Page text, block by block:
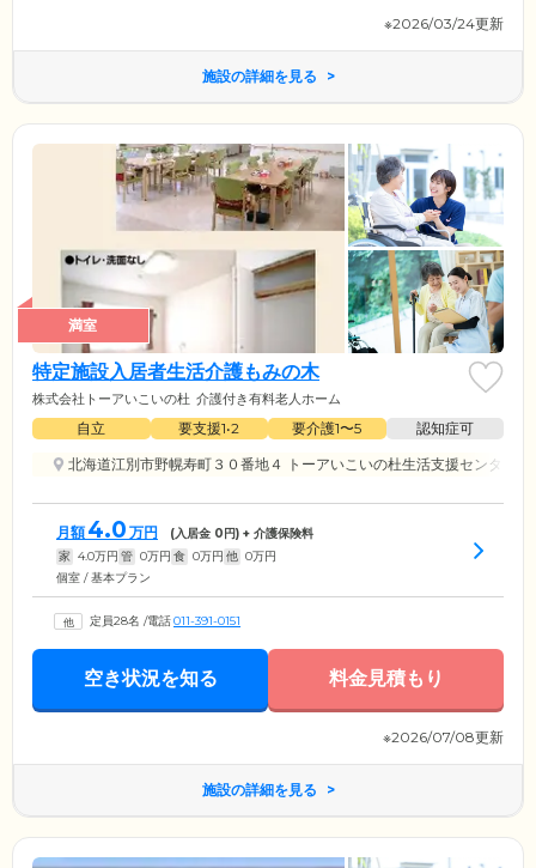
※2026/03/24更新
施設の詳細を見る
満室
特定施設入居者生活介護もみの木
株式会社トーアいこいの杜 介護付き有料老人ホーム
自立 要支援1•2 要介護1〜5
認知症可
北海道江別市野幌寿町３０番地４ トーアいこいの杜生活支援センター
月額 4.0 万円 (入居金 0円) + 介護保険料
家 4.0万円 管 0万円 食 0万円 他 0万円
個室 / 基本プラン
定員28名 /電話011-391-0151
空き状況を知る 料金見積もり
※2026/07/08更新
施設の詳細を見る